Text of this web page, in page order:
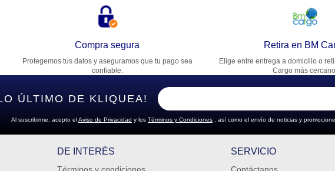
Dirección de email
Escribe un comentario
ENVIAR COMENTARIO
Compra segura
Protegemos tus datos y aseguramos que tu pago sea
confiable.
Retira en BM
Elige entre entrega a domicilio o
Cargo más
ÚLTIMO DE KLIQUEA!
Al suscribirme, acepto elAviso de Privacidad y los Términos y Condiciones , así como el envío de noticias y
DE INTERÉS SERVICIO